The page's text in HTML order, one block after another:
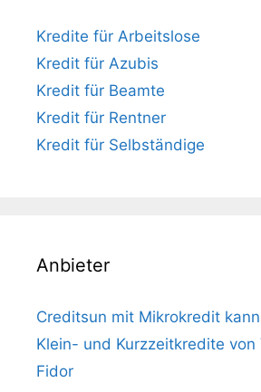
Kredite für Arbeitslose
Kredit für Azubis
Kredit für Beamte
Kredit für Rentner
Kredit für Selbständige
Anbieter
Creditsun mit Mikrokredit
Klein- und Kurzzeitkredite von
Fidor